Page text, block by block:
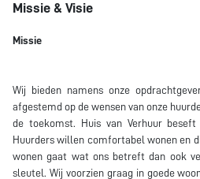
Missie & Visie
Missie
Wij bieden namens onze
afgestemd op de wensen van onze
de toekomst. Huis van Verhuur beseft
Huurders willen comfortabel wonen en
wonen gaat wat ons betreft dan ook
sleutel. Wij voorzien graag in goede